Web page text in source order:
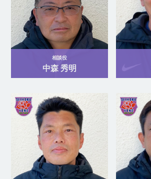
相談役
中森 秀明